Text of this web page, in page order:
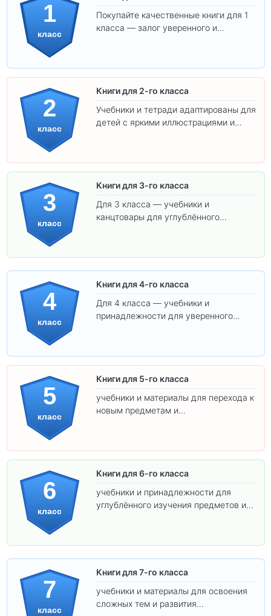
1
класс
Покупайте качественные книги для 1
класса — залог уверенного и
2
класс
Книги для 2-го класса
Учебники и тетради адаптированы для
детей с яркими иллюстрациями и
3
класс
Книги для 3-го класса
Для 3 класса — учебники и
канцтовары для углублённого
4
класс
Книги для 4-го класса
Для 4 класса — учебники и
принадлежности для уверенного
5
класс
Книги для 5-го класса
учебники и материалы для перехода к
новым предметам и
6
класс
Книги для 6-го класса
учебники и принадлежности для
углублённого изучения предметов и
7
класс
Книги для 7-го класса
учебники и материалы для освоения
сложных тем и развития